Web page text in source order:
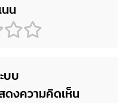
นน
บบ
ดงความคิดเห็น